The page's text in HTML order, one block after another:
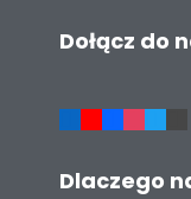
Dołącz do
Dlaczego